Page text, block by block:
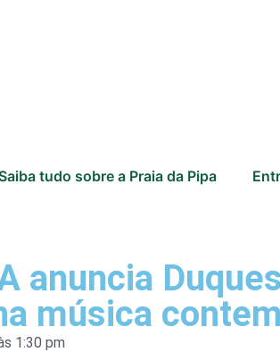
tudo sobre a Praia da Pipa
anuncia
música
1:30 pm